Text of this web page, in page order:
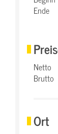
Ende
Netto
Brutto
Ort